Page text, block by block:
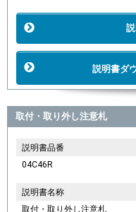
説明書ダ
取付・取り外し注意札
説明書品番
04C46R
説明書名称
取付・取り外し注意札